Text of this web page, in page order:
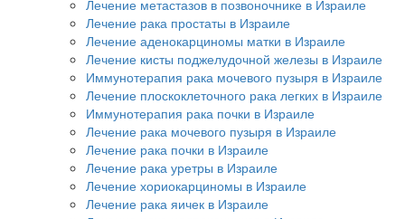
Лечение метастазов в позвоночнике в Израиле
Лечение рака простаты в Израиле
Лечение аденокарциномы матки в Израиле
Лечение кисты поджелудочной железы в Израиле
Иммунотерапия рака мочевого пузыря в Израиле
Лечение плоскоклеточного рака легких в Израиле
Иммунотерапия рака почки в Израиле
Лечение рака мочевого пузыря в Израиле
Лечение рака почки в Израиле
Лечение рака уретры в Израиле
Лечение хориокарциномы в Израиле
Лечение рака яичек в Израиле